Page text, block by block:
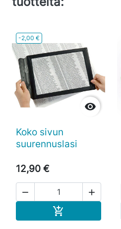
-2,00 €

Koko sivun
suurennuslasi
12,90 €
 
